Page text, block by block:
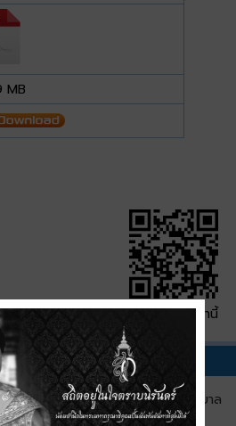
MB
QR Code หน้านี้
ๆ
มหัวหน้าส่วนราชการและพนักงานเทศบาล
นเป็ด ครั้งที่ 6/2569 วันจันทร์ที่ 8